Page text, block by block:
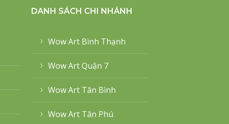
DANH SÁCH CHI NHÁNH
Wow Art Bình Thạnh
Wow Art Quận 7
Wow Art Tân Bình
Wow Art Tân Phú